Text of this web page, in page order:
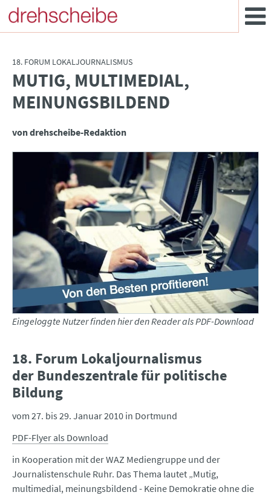
18. FORUM LOKALJOURNALISMUS
:MUTIG, MULTIMEDIAL,
MEINUNGSBILDEND
von drehscheibe-Redaktion
Eingeloggte Nutzer finden hier den Reader als PDF-Download
18. Forum Lokaljournalismus
der Bundeszentrale für politische
Bildung
vom 27. bis 29. Januar 2010 in Dortmund
PDF-Flyer als Download
in Kooperation mit der WAZ Mediengruppe und der
Journalistenschule Ruhr. Das Thema lautet „Mutig,
multimedial, meinungsbildend - Keine Demokratie ohne die